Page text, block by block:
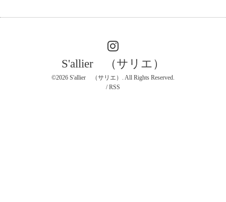
S'allier （サリエ）
©2026 S'allier （サリエ） . All Rights Reserved.
/RSS